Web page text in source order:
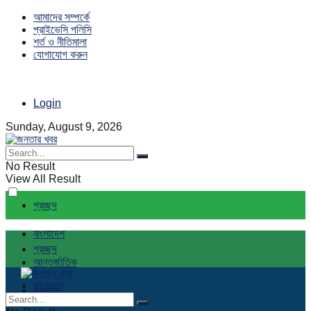
আমাদের সম্পর্কে
প্রাইভেসি পলিসি
শর্ত ও নীতিমালা
যোগাযোগ করুন
Login
Sunday, August 9, 2026
No Result
View All Result
প্রচ্ছদ
বাংলাদেশ
আন্তর্জাতিক
রাজনীতি
প্রচ্ছদ
বাংলাদেশ